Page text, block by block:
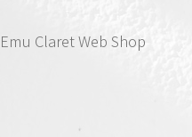
Emu Claret Web Shop